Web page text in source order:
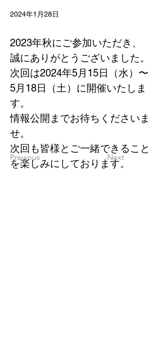
2024年1月28日
Previous Next
2023年秋にご参加いただき、
誠にありがとうございました。
次回は2024年5月15日（水）〜
5月18日（土）に開催いたしま
す。
情報公開までお待ちくださいま
せ。
次回も皆様とご一緒できること
を楽しみにしております。